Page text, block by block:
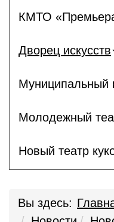
КМТО
Дворец искусств
Муниципальный
Молодежный
Новый театр
Вы здесь: